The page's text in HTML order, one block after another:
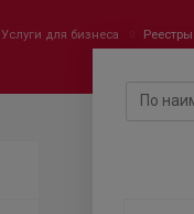
Услуги для бизнеса Реестры